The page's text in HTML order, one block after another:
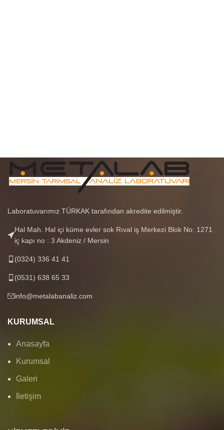
Laboratuvarımız TÜRKAK tarafından akredite edilmiştir.
Hal Mah. Hal içi küme evler sok Rıval iş Merkezi Blok No: 1271
iç kapı no : 3 Akdeniz / Mersin
(0324) 336 41 41
(0531) 638 65 33
info@metalabanaliz.com
KURUMSAL
Anasayfa
Kurumsal
Galeri
İletişim